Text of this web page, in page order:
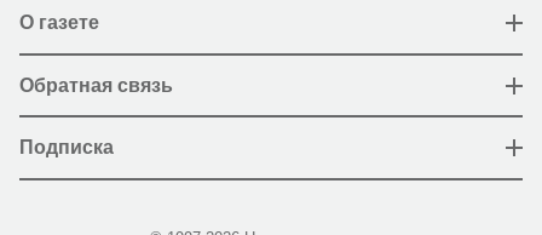
О газете
Обратная связь
Подписка